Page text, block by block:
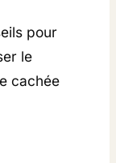
pour
le
cachée